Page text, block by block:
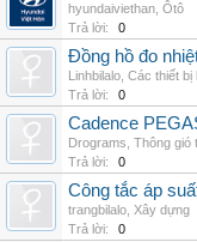
hyundaiviethan Ôtô
Trả lời:
0
Đồng hồ đo
Linhbilalo Các thiết bị
Trả lời:
0
Cadence
Drograms Thông gió
Trả lời:
0
Công tắc áp
trangbilalo Xây dựng
Trả lời:
0